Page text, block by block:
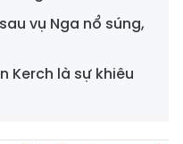
vụ Nga nổ súng,
Kerch là sự khiêu